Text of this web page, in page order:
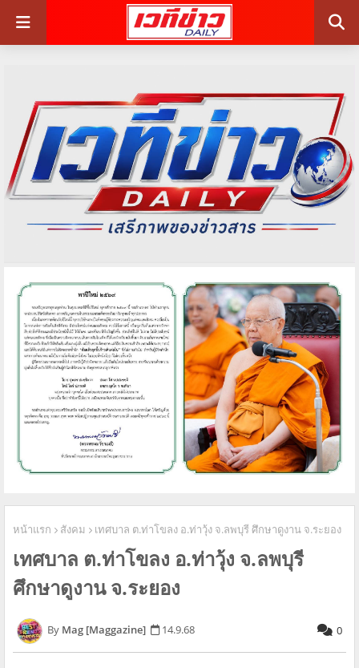
หน้าแรก สังคม เทศบาล ต.ท่าโขลง อ.ท่าวุ้ง จ.ลพบุรี ศึกษาดูงาน จ.ระยอง
เทศบาล ต.ท่าโขลง อ.ท่าวุ้ง จ.ลพบุรี
ศึกษาดูงาน จ.ระยอง
Mag [Maggazine] 14.9.68 0